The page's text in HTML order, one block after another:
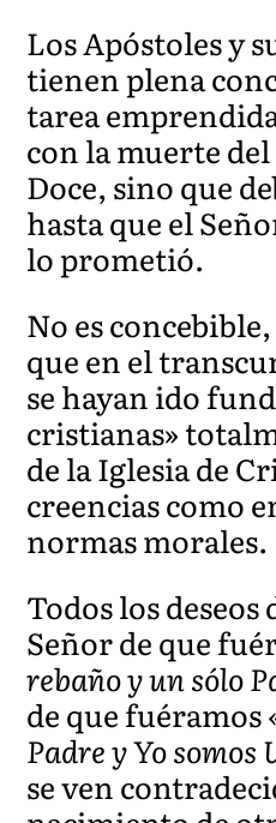
Los Apóstoles y
tienen plena
tarea
con la muerte
Doce, sino que
hasta que el
lo prometió.
No es
que en el
se hayan ido
cristianas»
de la Iglesia de
creencias como
normas morales.
Todos los deseos
Señor de que
rebaño y un sólo
de que fuéramos
Padre y Yo somos
se ven